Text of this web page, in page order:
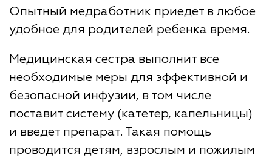
Опытный медработник приедет в любое
удобное для родителей ребенка время.
Медицинская сестра выполнит все
необходимые меры для эффективной и
безопасной инфузии, в том числе
поставит систему (катетер, капельницы)
и введет препарат. Такая помощь
проводится детям, взрослым и пожилым